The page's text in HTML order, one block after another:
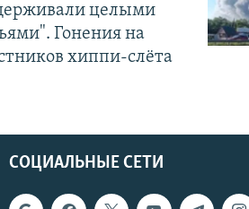
целыми
Гонения на
хиппи-слёта
СОЦИАЛЬНЫЕ СЕТИ